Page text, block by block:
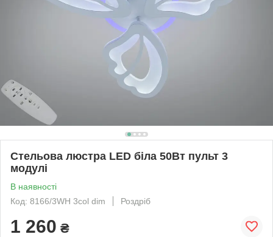
Стельова люстра LED біла 50Вт пульт 3
модулі
В наявності
Код: 8166/3WH 3col dim
Роздріб
1 260 ₴